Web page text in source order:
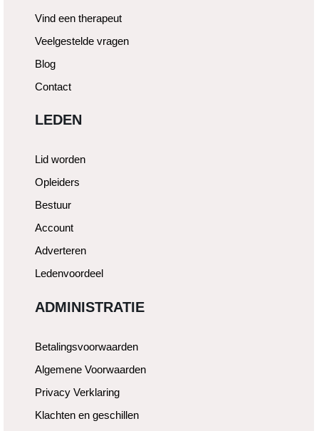
Vind een therapeut
Veelgestelde vragen
Blog
Contact
LEDEN
Lid worden
Opleiders
Bestuur
Account
Adverteren
Ledenvoordeel
ADMINISTRATIE
Betalingsvoorwaarden
Algemene Voorwaarden
Privacy Verklaring
Klachten en geschillen